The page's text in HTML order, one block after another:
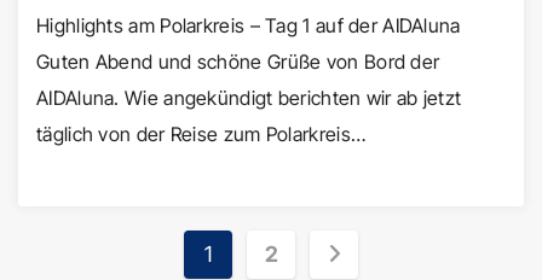
Highlights am Polarkreis – Tag 1 auf der AIDAluna
Guten Abend und schöne Grüße von Bord der
AIDAluna. Wie angekündigt berichten wir ab jetzt
täglich von der Reise zum Polarkreis…
1 2